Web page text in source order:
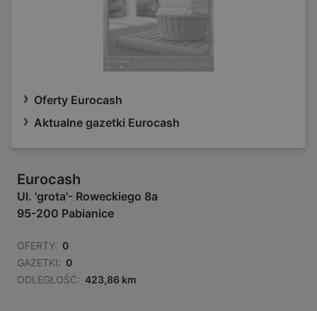
Oferty Eurocash
Aktualne gazetki Eurocash
Eurocash
Ul. 'grota'- Roweckiego 8a
95-200 Pabianice
OFERTY: 0
GAZETKI: 0
ODLEGŁOŚĆ: 423,86 km